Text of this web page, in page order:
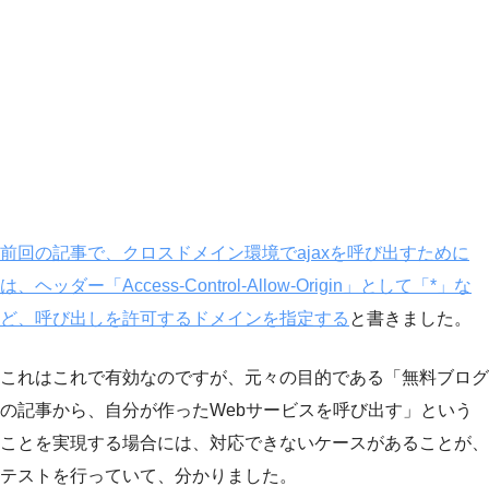
前回の記事で、クロスドメイン環境でajaxを呼び出すために
は、ヘッダー「Access-Control-Allow-Origin」として「*」な
ど、呼び出しを許可するドメインを指定する と書きました。
これはこれで有効なのですが、元々の目的である「無料ブログ
の記事から、自分が作ったWebサービスを呼び出す」という
ことを実現する場合には、対応できないケースがあることが、
テストを行っていて、分かりました。